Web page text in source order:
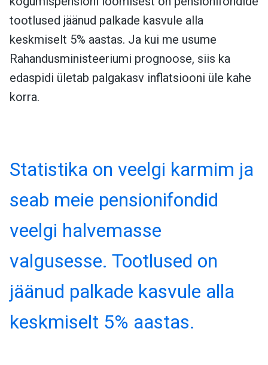
tootlused jäänud palkade kasvule alla
keskmiselt 5% aastas. Ja kui me usume
Rahandusministeeriumi prognoose, siis ka
edaspidi ületab palgakasv inflatsiooni üle kahe
korra.
Statistika on veelgi karmim ja
seab meie pensionifondid
veelgi halvemasse
valgusesse. Tootlused on
jäänud palkade kasvule alla
keskmiselt 5% aastas.